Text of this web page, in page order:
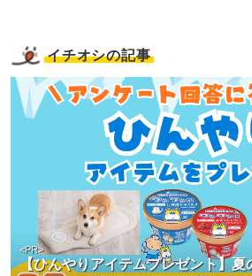
イチオシの記事
【ひんやりアイテムプレゼント】夏
<PR>